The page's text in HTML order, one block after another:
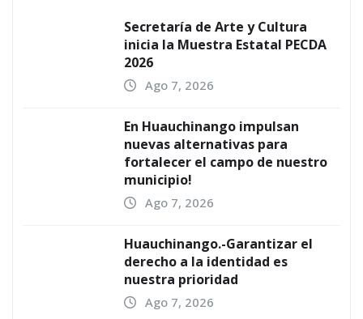
Secretaría de Arte y Cultura
inicia la Muestra Estatal PECDA
2026
Ago 7, 2026
En Huauchinango impulsan
nuevas alternativas para
fortalecer el campo de nuestro
municipio!
Ago 7, 2026
Huauchinango.-Garantizar el
derecho a la identidad es
nuestra prioridad
Ago 7, 2026